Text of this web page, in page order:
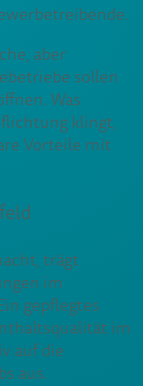
aber
sollen
Was
klingt,
Vorteile mit
trägt
im
gepflegtes
im
auf die
aus.